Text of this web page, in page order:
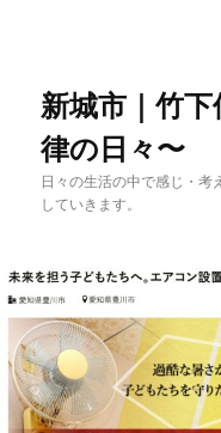
新城市｜竹
律の日々〜
日々の生活の中で感じ・考
していきます。